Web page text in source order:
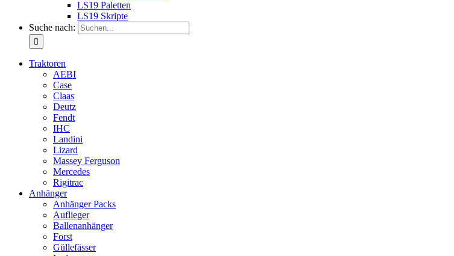
LS19 Paletten
LS19 Skripte
Suche nach:
Traktoren
AEBI
Case
Claas
Deutz
Fendt
IHC
Landini
Lizard
Massey Ferguson
Mercedes
Rigitrac
Anhänger
Anhänger Packs
Auflieger
Ballenanhänger
Forst
Güllefässer